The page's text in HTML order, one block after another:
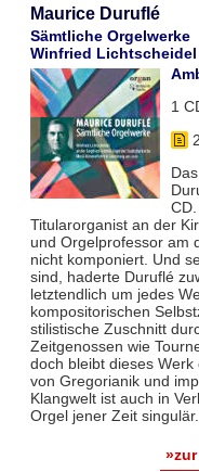
Maurice Duruflé
Sämtliche Orgelwerke
Winfried Lichtscheidel
1
Titularorganist an der
und Orgelprofessor am
nicht komponiert. Und
sind, haderte Duruflé
letztendlich um jedes
kompositorischen
stilistische Zuschnitt
Zeitgenossen wie
doch bleibt dieses
von Gregorianik und
Klangwelt ist auch in
Orgel jener Zeit singulär.